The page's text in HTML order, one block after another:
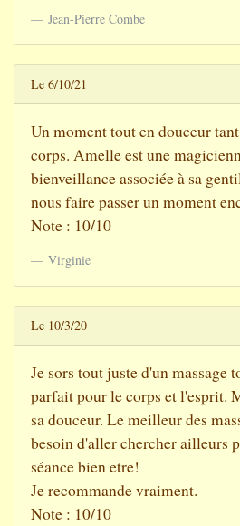
Jean-Pierre Combe
Le 6/10/21
Un moment tout en douceur
corps. Amelle est une
bienveillance associée à sa
nous faire passer un moment
Note : 10/10
Virginie
Le 10/3/20
Je sors tout juste d'un massage
parfait pour le corps et l'esprit.
sa douceur. Le meilleur des
besoin d'aller chercher ailleurs
séance bien etre!
Je recommande vraiment.
Note : 10/10